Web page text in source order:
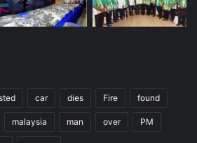
car dies Fire found
malaysia man over PM